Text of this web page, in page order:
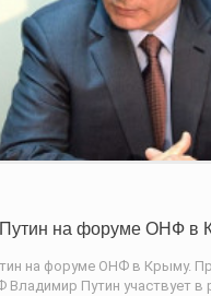
на форуме ОНФ в
на форуме ОНФ в Крыму.
Владимир Путин участвует в